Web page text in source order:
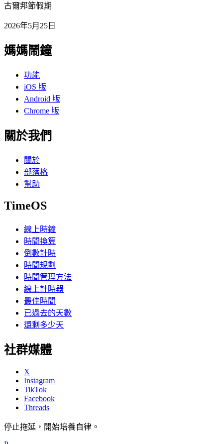
古爾邦節假期
2026年5月25日
媽媽鬧鐘
功能
iOS 版
Android 版
Chrome 版
關於我們
關於
部落格
幫助
TimeOS
線上時鐘
時間換算
倒數計時
時間規劃
時間管理方法
線上計時器
最佳時間
已過去的天數
還剩多少天
社群媒體
X
Instagram
TikTok
Facebook
Threads
停止拖延，開始培養自律。